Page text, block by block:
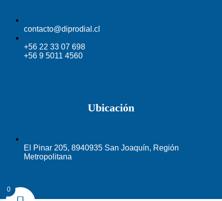
contacto@diprodial.cl
+56 22 33 07 698
+56 9 5011 4560
Ubicación
El Pinar 205, 8940935 San Joaquín, Región
Metropolitana
0